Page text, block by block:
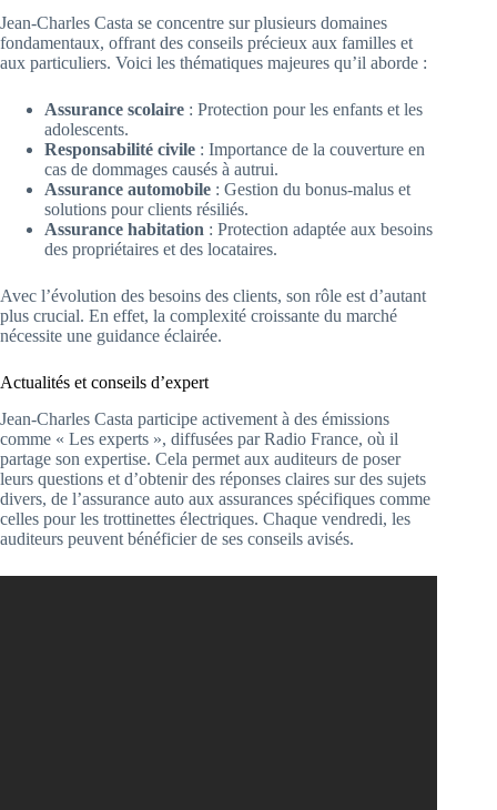
Jean-Charles Casta se concentre sur plusieurs domaines
fondamentaux, offrant des conseils précieux aux familles et
aux particuliers. Voici les thématiques majeures qu’il aborde :
Assurance scolaire : Protection pour les enfants et les
adolescents.
Responsabilité civile : Importance de la couverture en
cas de dommages causés à autrui.
Assurance automobile : Gestion du bonus-malus et
solutions pour clients résiliés.
Assurance habitation : Protection adaptée aux besoins
des propriétaires et des locataires.
Avec l’évolution des besoins des clients, son rôle est d’autant
plus crucial. En effet, la complexité croissante du marché
nécessite une guidance éclairée.
Actualités et conseils d’expert
Jean-Charles Casta participe activement à des émissions
comme « Les experts », diffusées par Radio France, où il
partage son expertise. Cela permet aux auditeurs de poser
leurs questions et d’obtenir des réponses claires sur des sujets
divers, de l’assurance auto aux assurances spécifiques comme
celles pour les trottinettes électriques. Chaque vendredi, les
auditeurs peuvent bénéficier de ses conseils avisés.